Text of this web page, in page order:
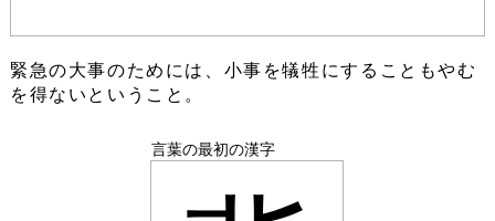
緊急の大事のためには、小事を犠牲にすることもやむ
を得ないということ。
言葉の最初の漢字